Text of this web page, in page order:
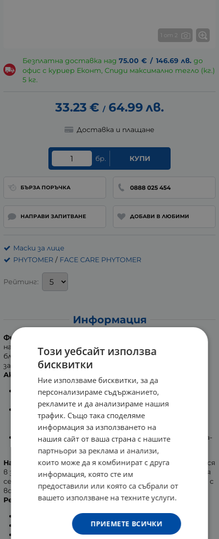
1 от 2
Безплатна доставка над 75.00 € / 146.69 лв. до
офис с куриер Еконт, Спиди максимално тегло (кг.)
5 кг.
33.23 € / 64.99 лв.
Доставка и плащане
бр. КУПИ
БЪРЗА ПОРЪЧКА 0888 025 454
НАПРАВИ ЗАПИТВАНЕ ДОБАВИ В ЛЮБИМИ
Маски за лице
PHYTOMER / FACE CARE PHYTOMER
Рейтинг:
Информация
Фитомер Успокояваща маска комфорт
налага пълен комфорт за кожата. Съдейства за
блестящ и по- равномерен тен и намалява
зачервяванията.
Активни съставки:
Водорасло Коралина- облекчава кожата и налага
Морска вода- възпрепятства развитието на
възпалителни процеси. Балансира и понижава
усещането за парене.
Вода от цистус - подпомага отделянето на бета-
Начин на приложение: Желаното количество се нанася
в зоната на лицето, като се избягват очите. Оставя
се да подейства за 10 минути, след което се изплаква с
вода.
Резултати:
кожата подобрява комфорта си - 96%;
остава видимо тонизирана - 86%;
намалява чувството за опънатост - 82%.
Този уебсайт използва
бисквитки
Ние използваме бисквитки, за да
персонализираме съдържанието,
рекламите и да анализираме нашия
трафик. Също така споделяме
информация за използването на
нашия сайт от ваша страна с нашите
партньори за реклама и анализи,
които може да я комбинират с друга
информация, която сте им
предоставили или която са събрали от
вашето използване на техните услуги.
ПРИЕМЕТЕ ВСИЧКИ